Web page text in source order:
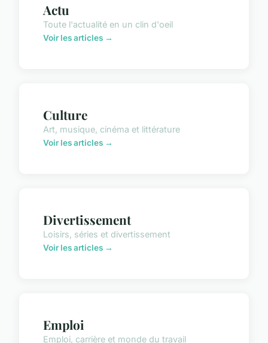
Actu
Toute l'actualité en un clin d'oeil
Voir les articles →
Culture
Art, musique, cinéma et littérature
Voir les articles →
Divertissement
Loisirs, séries et divertissement
Voir les articles →
Emploi
Emploi, carrière et monde du travail